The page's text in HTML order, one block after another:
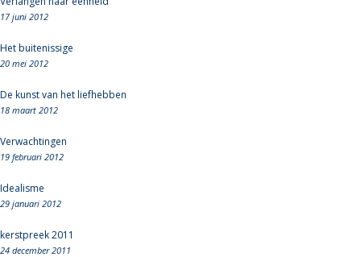
17 juni 2012
Het buitenissige
20 mei 2012
De kunst van het liefhebben
18 maart 2012
Verwachtingen
19 februari 2012
Idealisme
29 januari 2012
kerstpreek 2011
24 december 2011